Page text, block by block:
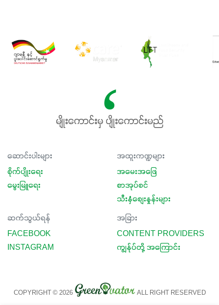
မျိုးကောင်းမှ ပျိုးကောင်းမည်
ဆောင်းပါးများ
စိုက်ပျိုးရေး
မွေးမြူရေး
အထူးကဏ္ဍများ
အမေးအဖြေ
စာအုပ်စင်
သီးနှံစျေးနှုန်းများ
ဆက်သွယ်ရန်
FACEBOOK
INSTAGRAM
အခြား
CONTENT PROVIDERS
ကျွန်ုပ်တို့ အကြောင်း
COPYRIGHT © 2026 ALL RIGHT RESERVED